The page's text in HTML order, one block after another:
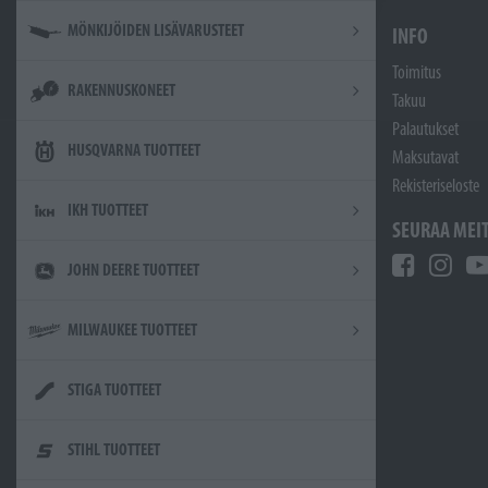
MÖNKIJÖIDEN LISÄVARUSTEET
RAKENNUSKONEET
HUSQVARNA TUOTTEET
IKH TUOTTEET
JOHN DEERE TUOTTEET
MILWAUKEE TUOTTEET
STIGA TUOTTEET
STIHL TUOTTEET
INFO
Toimitus
Takuu
Palautukset
Maksutavat
Rekisteriseloste
SEURAA